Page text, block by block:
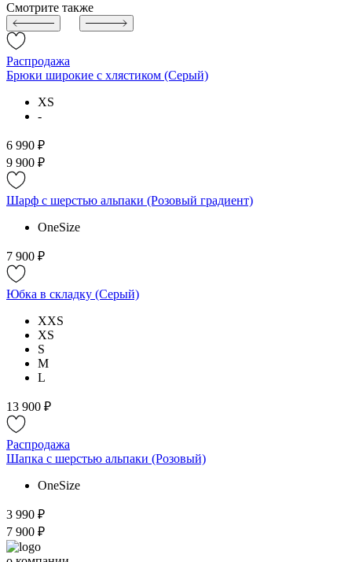
Смотрите также
Распродажа
Брюки широкие с хлястиком (Серый)
XS
-
6 990 ₽
9 900 ₽
Шарф с шерстью альпаки (Розовый градиент)
OneSize
7 900 ₽
Юбка в складку (Серый)
XXS
XS
S
M
L
13 900 ₽
Распродажа
Шапка с шерстью альпаки (Розовый)
OneSize
3 990 ₽
7 900 ₽